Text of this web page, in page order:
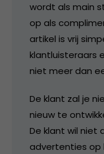
wordt als main
op als
artikel is vrij
klantluisteraars
niet meer dan
De klant zal je
nieuw te
De klant wil niet
advertenties op